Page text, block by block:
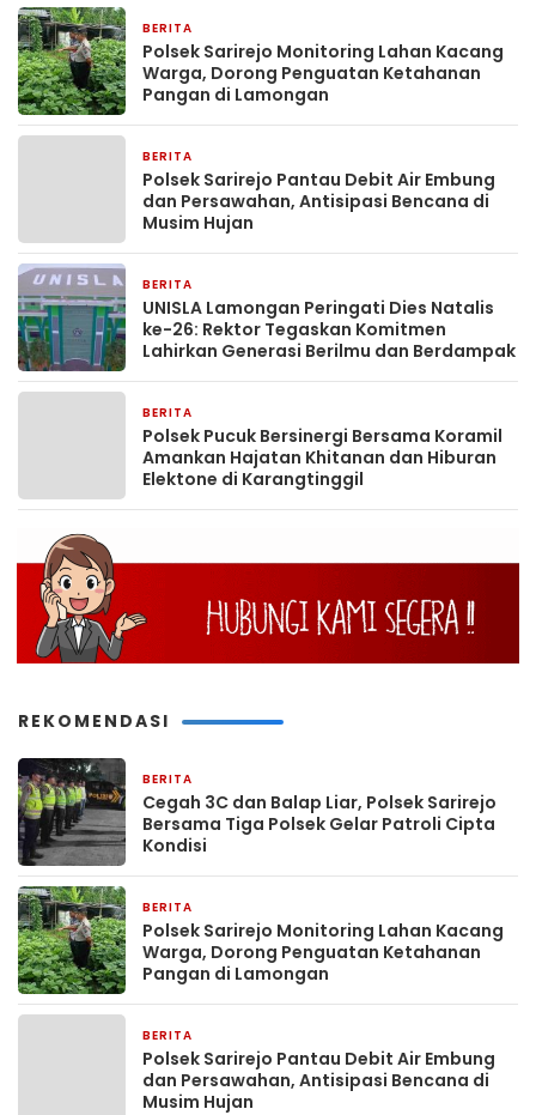
BERITA
Polsek Sarirejo Monitoring Lahan Kacang
Warga, Dorong Penguatan Ketahanan
Pangan di Lamongan
BERITA
Polsek Sarirejo Pantau Debit Air Embung
dan Persawahan, Antisipasi Bencana di
Musim Hujan
BERITA
UNISLA Lamongan Peringati Dies Natalis
ke-26: Rektor Tegaskan Komitmen
Lahirkan Generasi Berilmu dan Berdampak
BERITA
Polsek Pucuk Bersinergi Bersama Koramil
Amankan Hajatan Khitanan dan Hiburan
Elektone di Karangtinggil
REKOMENDASI
BERITA
Cegah 3C dan Balap Liar, Polsek Sarirejo
Bersama Tiga Polsek Gelar Patroli Cipta
Kondisi
BERITA
Polsek Sarirejo Monitoring Lahan Kacang
Warga, Dorong Penguatan Ketahanan
Pangan di Lamongan
BERITA
Polsek Sarirejo Pantau Debit Air Embung
dan Persawahan, Antisipasi Bencana di
Musim Hujan